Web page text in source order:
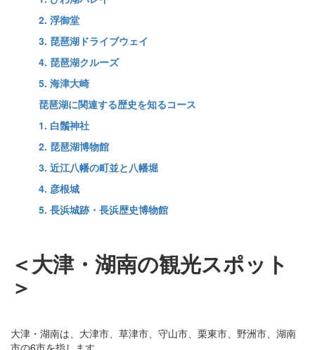
2. 浮御堂
3. 琵琶湖ドライブウェイ
4. 琵琶湖クルーズ
5. 海津大崎
琵琶湖に関連する歴史を知るコース
1. 白鬚神社
2. 琵琶湖博物館
3. 近江八幡の町並と八幡堀
4. 彦根城
5. 長浜城跡・長浜歴史博物館
＜大津・湖南の観光スポット
＞
大津・湖南は、大津市、草津市、守山市、栗東市、野洲市、湖南
市の6市を指します。